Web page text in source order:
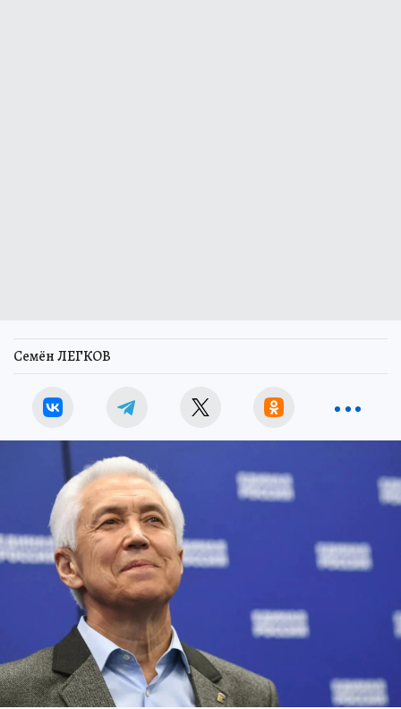
Семён ЛЕГКОВ